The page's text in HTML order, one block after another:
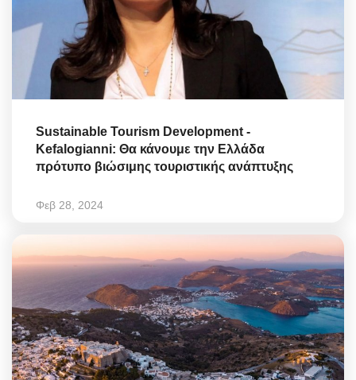
Sustainable Tourism Development -
Kefalogianni: Θα κάνουμε την Ελλάδα
πρότυπο βιώσιμης τουριστικής ανάπτυξης
Φεβ 28, 2024